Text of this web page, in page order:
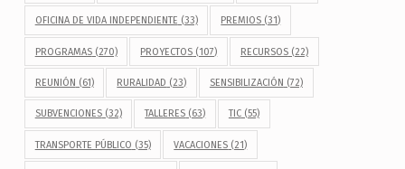
OFICINA DE VIDA INDEPENDIENTE (33) PREMIOS (31)
PROGRAMAS(270) PROYECTOS (107) RECURSOS(22)
REUNIÓN (61) RURALIDAD (23) SENSIBILIZACIÓN (72)
SUBVENCIONES(32) TALLERES (63) TIC(55)
TRANSPORTE PÚBLICO (35) VACACIONES (21)